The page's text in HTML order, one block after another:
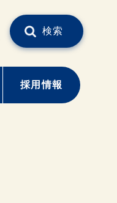
検索
採用情報